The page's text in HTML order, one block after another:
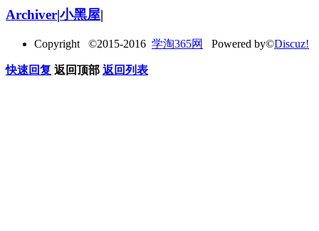
Archiver|小黑屋|
Copyright ©2015-2016 学淘365网 Powered by©Discuz!
快速回复 返回顶部 返回列表